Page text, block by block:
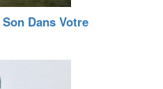
Dans Votre